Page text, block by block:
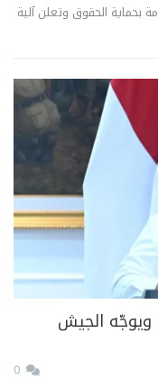
بحماية الحقوق وتعلن آلية
ويوجّه الجيش